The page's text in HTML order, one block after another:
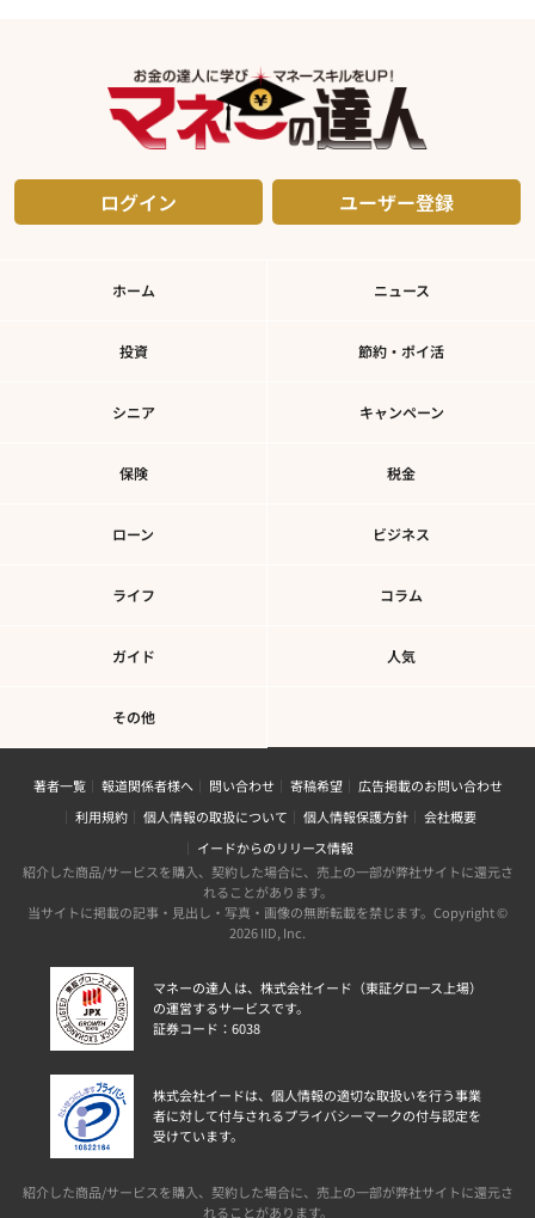
ログイン ユーザー登録
ホーム ニュース
投資 節約・ポイ活
シニア キャンペーン
保険 税金
ローン ビジネス
ライフ コラム
ガイド 人気
その他
著者一覧 報道関係者様へ 問い合わせ 寄稿希望
広告掲載のお問い合わせ
利用規約
個人情報の取扱について 個人情報保護方針
会社概要
イードからのリリース情報
紹介した商品/サービスを購入、契約した場合に、売上の一部が弊社サイトに還元さ
れることがあります。
当サイトに掲載の記事・見出し・写真・画像の無断転載を禁じます。Copyright ©
2026 IID, Inc.
マネーの達人 は、株式会社イード（東証グロース上場）
の運営するサービスです。
証券コード：6038
株式会社イードは、個人情報の適切な取扱いを行う事業
者に対して付与されるプライバシーマークの付与認定を
受けています。
紹介した商品/サービスを購入、契約した場合に、売上の一部が弊社サイトに還元さ
れることがあります。